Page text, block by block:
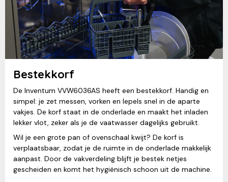
Bestekkorf
De Inventum VVW6036AS heeft een bestekkorf. Handig en
simpel: je zet messen, vorken en lepels snel in de aparte
vakjes. De korf staat in de onderlade en maakt het inladen
lekker vlot, zeker als je de vaatwasser dagelijks gebruikt.
Wil je een grote pan of ovenschaal kwijt? De korf is
verplaatsbaar, zodat je de ruimte in de onderlade makkelijk
aanpast. Door de vakverdeling blijft je bestek netjes
gescheiden en komt het hygiënisch schoon uit de machine.